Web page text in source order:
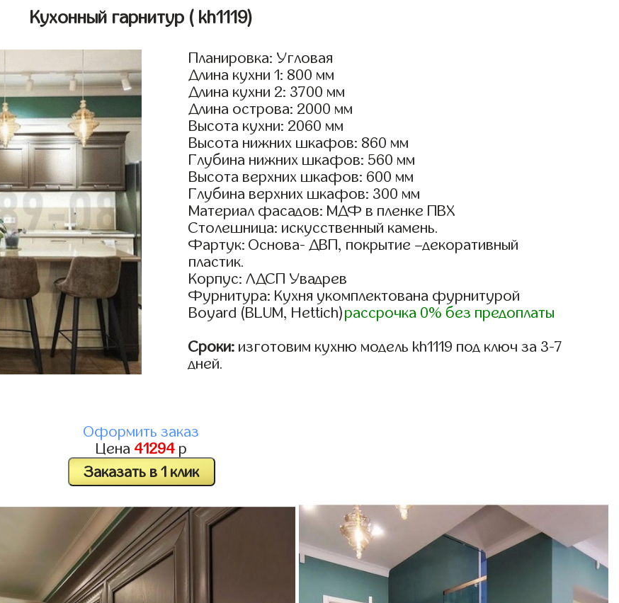
Кухонный гарнитур ( kh1119)
Планировка: Угловая
Длина кухни 1: 800 мм
Длина кухни 2: 3700 мм
Длина острова: 2000 мм
Высота кухни: 2060 мм
Высота нижних шкафов: 860 мм
Глубина нижних шкафов: 560 мм
Высота верхних шкафов: 600 мм
Глубина верхних шкафов: 300 мм
Материал фасадов: МДФ в пленке ПВХ
Столешница: искусственный камень.
Фартук: Основа- ДВП, покрытие –декоративный
пластик.
Корпус: ЛДСП Увадрев
Фурнитура: Кухня укомплектована фурнитурой
Boyard (BLUM, Hettich)рассрочка 0% без предоплаты
Сроки: изготовим кухню модель kh1119 под ключ за 3-7
дней.
Оформить заказ
Цена 41294 р
Заказать в 1 клик